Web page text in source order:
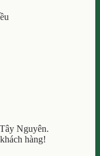
Nguyên.
hàng!